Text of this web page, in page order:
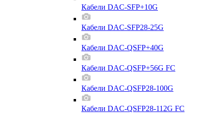
Кабели DAC-SFP+10G
Кабели DAC-SFP28-25G
Кабели DAC-QSFP+40G
Кабели DAC-QSFP+56G FC
Кабели DAC-QSFP28-100G
Кабели DAC-QSFP28-112G FC